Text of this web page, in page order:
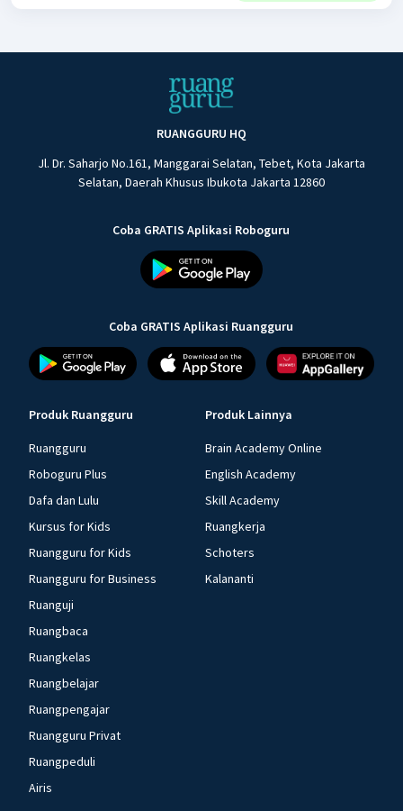
RUANGGURU HQ
Jl. Dr. Saharjo No.161, Manggarai Selatan, Tebet, Kota Jakarta
Selatan, Daerah Khusus Ibukota Jakarta 12860
Coba GRATIS Aplikasi Roboguru
Coba GRATIS Aplikasi Ruangguru
Produk Ruangguru
Ruangguru
Roboguru Plus
Dafa dan Lulu
Kursus for Kids
Ruangguru for Kids
Ruangguru for Business
Ruanguji
Ruangbaca
Ruangkelas
Ruangbelajar
Ruangpengajar
Ruangguru Privat
Ruangpeduli
Airis
Produk Lainnya
Brain Academy Online
English Academy
Skill Academy
Ruangkerja
Schoters
Kalananti